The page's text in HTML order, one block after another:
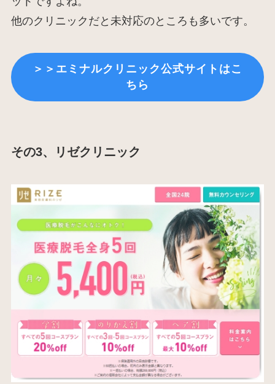
他のクリニックだと未対応のところも多いです。
＞＞エミナルクリニック公式サイトはこ
ちら
その3、リゼクリニック